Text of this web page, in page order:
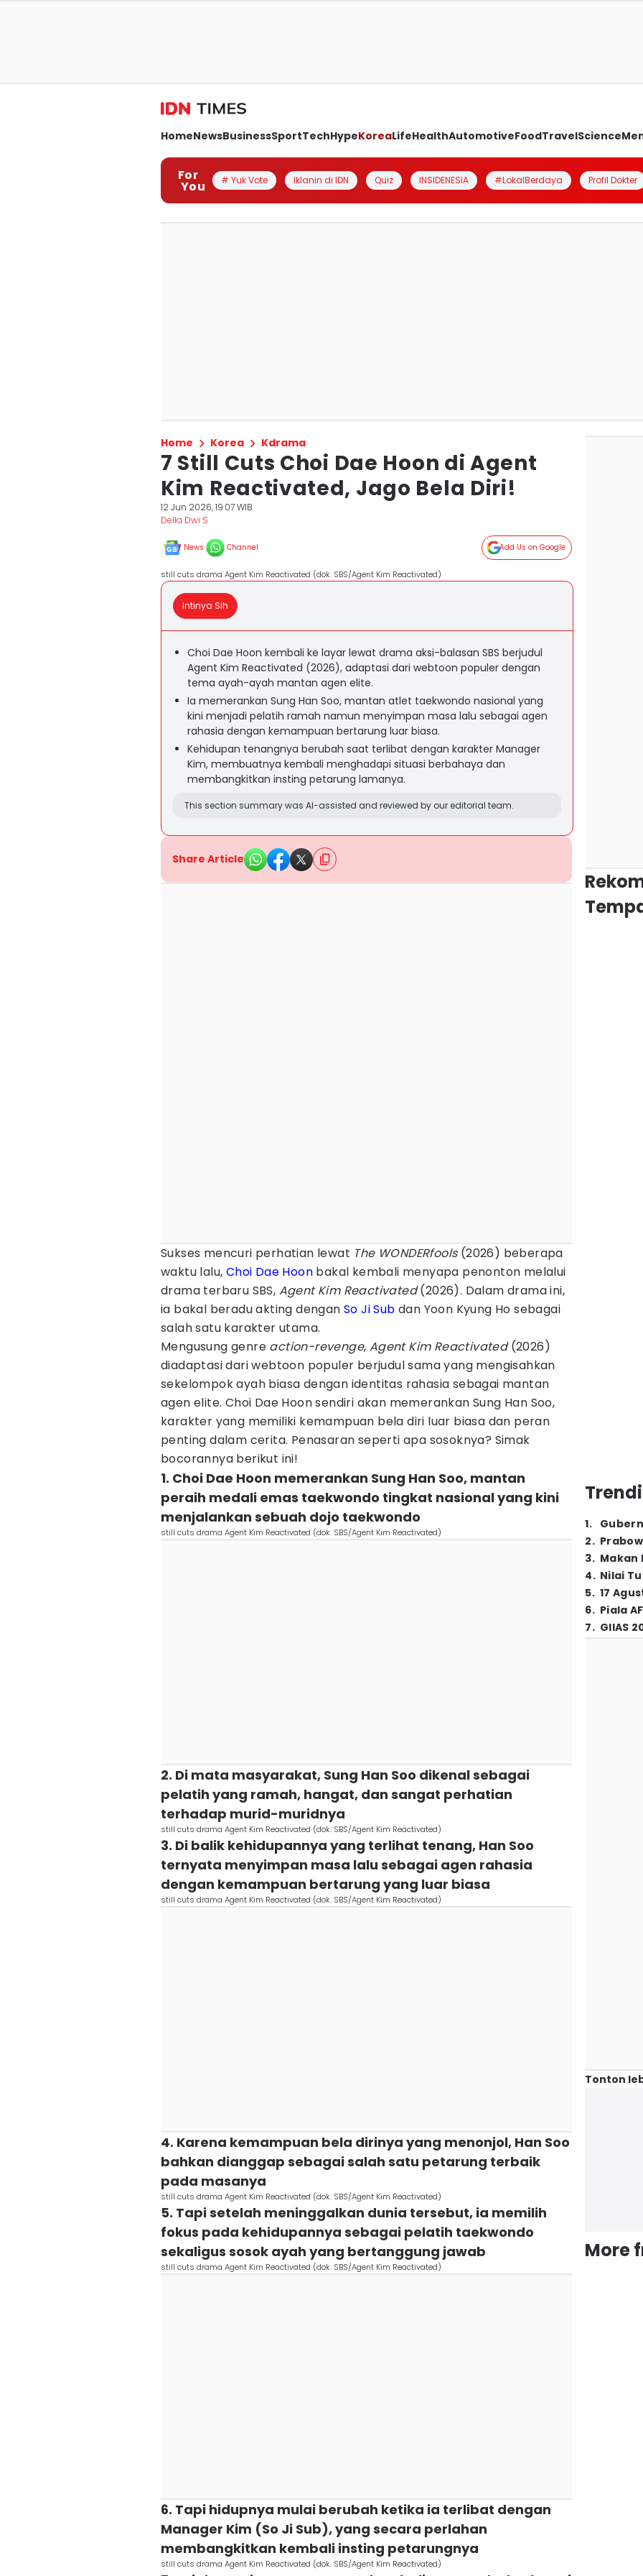
HomeNewsBusinessSportTechHypeKoreaLifeHealthAutomotiveFoodTravelScience
For
You # Yuk Vote Iklanin di IDN Quiz INSIDENESIA #LokalBerdaya Profil Dokter
Home Korea Kdrama
7 Still Cuts Choi Dae Hoon di Agent
Kim Reactivated, Jago Bela Diri!
12 Jun 2026, 19:07 WIB
Della Dwi S
News Channel Add Us on Google
still cuts drama Agent Kim Reactivated (dok. SBS/Agent Kim Reactivated)
Intinya Sih
Choi Dae Hoon kembali ke layar lewat drama aksi-balasan SBS berjudul
Agent Kim Reactivated (2026), adaptasi dari webtoon populer dengan
tema ayah-ayah mantan agen elite.
Ia memerankan Sung Han Soo, mantan atlet taekwondo nasional yang
kini menjadi pelatih ramah namun menyimpan masa lalu sebagai agen
rahasia dengan kemampuan bertarung luar biasa.
Kehidupan tenangnya berubah saat terlibat dengan karakter Manager
Kim, membuatnya kembali menghadapi situasi berbahaya dan
membangkitkan insting petarung lamanya.
This section summary was AI-assisted and reviewed by our editorial team.
Share Article
Sukses mencuri perhatian lewat The WONDERfools(2026) beberapa
waktu lalu, Choi Dae Hoon bakal kembali menyapa penonton melalui
drama terbaru SBS, Agent Kim Reactivated(2026). Dalam drama ini,
ia bakal beradu akting dengan So Ji Sub dan Yoon Kyung Ho sebagai
salah satu karakter utama.
Mengusung genre action-revenge, Agent Kim Reactivated(2026)
diadaptasi dari webtoon populer berjudul sama yang mengisahkan
sekelompok ayah biasa dengan identitas rahasia sebagai mantan
agen elite. Choi Dae Hoon sendiri akan memerankan Sung Han Soo,
karakter yang memiliki kemampuan bela diri luar biasa dan peran
penting dalam cerita. Penasaran seperti apa sosoknya? Simak
bocorannya berikut ini!
1. Choi Dae Hoon memerankan Sung Han Soo, mantan
peraih medali emas taekwondo tingkat nasional yang kini
menjalankan sebuah dojo taekwondo
still cuts drama Agent Kim Reactivated (dok. SBS/Agent Kim Reactivated)
2. Di mata masyarakat, Sung Han Soo dikenal sebagai
pelatih yang ramah, hangat, dan sangat perhatian
terhadap murid-muridnya
still cuts drama Agent Kim Reactivated (dok. SBS/Agent Kim Reactivated)
3. Di balik kehidupannya yang terlihat tenang, Han Soo
ternyata menyimpan masa lalu sebagai agen rahasia
dengan kemampuan bertarung yang luar biasa
still cuts drama Agent Kim Reactivated (dok. SBS/Agent Kim Reactivated)
4. Karena kemampuan bela dirinya yang menonjol, Han Soo
bahkan dianggap sebagai salah satu petarung terbaik
pada masanya
still cuts drama Agent Kim Reactivated (dok. SBS/Agent Kim Reactivated)
5. Tapi setelah meninggalkan dunia tersebut, ia memilih
fokus pada kehidupannya sebagai pelatih taekwondo
sekaligus sosok ayah yang bertanggung jawab
still cuts drama Agent Kim Reactivated (dok. SBS/Agent Kim Reactivated)
6. Tapi hidupnya mulai berubah ketika ia terlibat dengan
Manager Kim (So Ji Sub), yang secara perlahan
membangkitkan kembali insting petarungnya
still cuts drama Agent Kim Reactivated (dok. SBS/Agent Kim Reactivated)
1.
2.
3. Makan
4. Nilai
5. 17
6. Piala
7. GIIAS
Tonton
More